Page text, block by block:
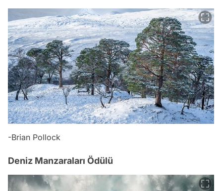
-Brian Pollock
Deniz Manzaraları Ödülü